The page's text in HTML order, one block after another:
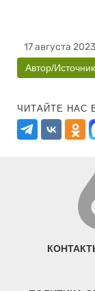
17 августа 2023
Автор/Источник
ЧИТАЙТЕ НАС